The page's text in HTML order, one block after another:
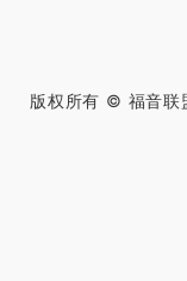
版权所有 © 福音联